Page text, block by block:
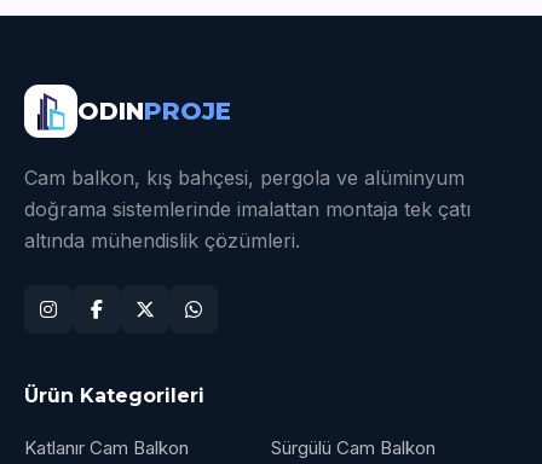
ODINPROJE
Cam balkon, kış bahçesi, pergola ve alüminyum
doğrama sistemlerinde imalattan montaja tek çatı
altında mühendislik çözümleri.
Ürün Kategorileri
Katlanır Cam Balkon
Sürgülü Cam Balkon